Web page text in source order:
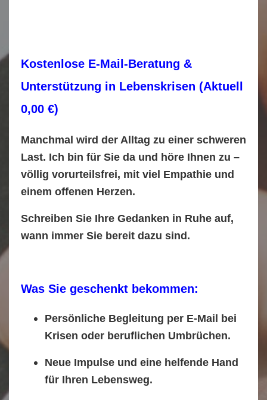
Kostenlose E-Mail-Beratung &
Unterstützung in Lebenskrisen (Aktuell
0,00 €)
Manchmal wird der Alltag zu einer schweren
Last. Ich bin für Sie da und höre Ihnen zu –
völlig vorurteilsfrei, mit viel Empathie und
einem offenen Herzen.
Schreiben Sie Ihre Gedanken in Ruhe auf,
wann immer Sie bereit dazu sind.
Was Sie geschenkt bekommen:
Persönliche Begleitung per E-Mail bei
Krisen oder beruflichen Umbrüchen.
Neue Impulse und eine helfende Hand
für Ihren Lebensweg.